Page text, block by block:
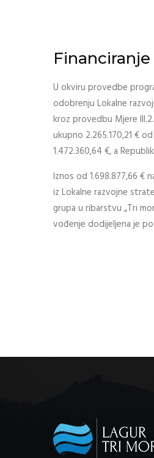
Financiranje
U okviru provedbe
odobrenju Lokalne
kroz provedbu Mjere
ukupno 2.265.170,21 €
1.472.360,64 €, a
Iznos od 1.698.877,66 €
iz Lokalne razvojne
grupa u ribarstvu „Tri
vođenje dodijeljena je